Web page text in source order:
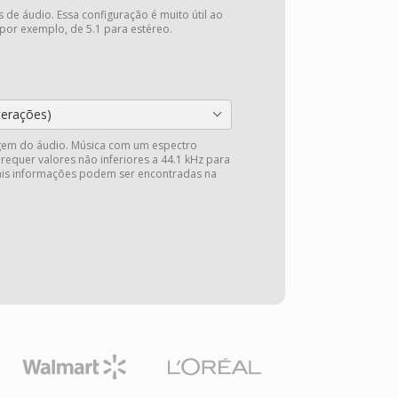
de áudio. Essa configuração é muito útil ao
exemplo, de 5.1 para estéreo.
do áudio. Música com um espectro
valores não inferiores a 44.1 kHz para
informações podem ser encontradas na